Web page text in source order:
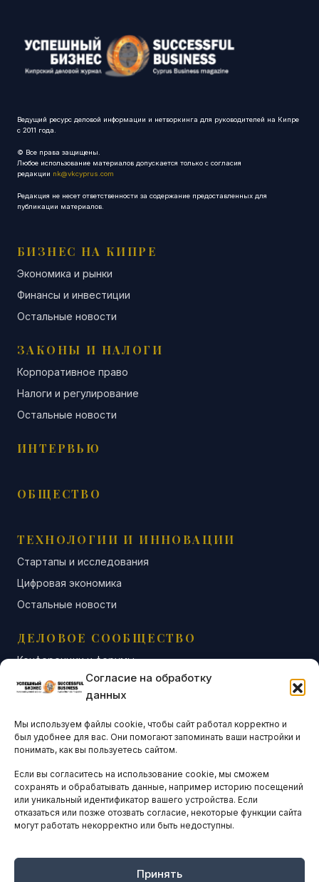
Согласие на обработку
данных
Мы используем файлы cookie, чтобы сайт работал корректно и
был удобнее для вас. Они помогают запоминать ваши настройки и
понимать, как вы пользуетесь сайтом.
Если вы согласитесь на использование cookie, мы сможем
сохранять и обрабатывать данные, например историю посещений
или уникальный идентификатор вашего устройства. Если
отказаться или позже отозвать согласие, некоторые функции сайта
могут работать некорректно или быть недоступны.
Принять
Ведущий ресурс деловой информации и нетворкинга для руководителей на Кипре
с 2011 года.
© Все права защищены.
Любое использование материалов допускается только с согласия
редакции nk@vkcyprus.com
Редакция не несет ответственности за содержание предоставленных для
публикации материалов.
БИЗНЕС НА КИПРЕ
Экономика и рынки
Финансы и инвестиции
Остальные новости
ЗАКОНЫ И НАЛОГИ
Корпоративное право
Налоги и регулирование
Остальные новости
ИНТЕРВЬЮ
ОБЩЕСТВО
ТЕХНОЛОГИИ И ИННОВАЦИИ
Стартапы и исследования
Цифровая экономика
Остальные новости
ДЕЛОВОЕ СООБЩЕСТВО
Конференции и форумы
Бизнес-клубы и ассоциации
Остальные новости
АНАЛИТИКА И СТАТИСТИКА
ARTICLES IN ENGLISH
НАВИГАЦИЯ